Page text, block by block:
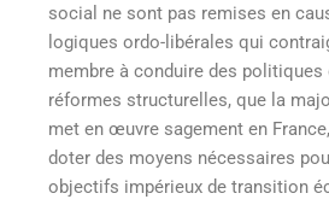
social ne sont pas remises en
logiques ordo-libérales qui
membre à conduire des politiques
réformes structurelles, que la
met en œuvre sagement en
doter des moyens nécessaires
objectifs impérieux de transition